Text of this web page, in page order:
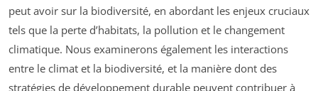
peut avoir sur la biodiversité, en abordant les enjeux cruciaux
tels que la perte d’habitats, la pollution et le changement
climatique. Nous examinerons également les interactions
entre le climat et la biodiversité, et la manière dont des
stratégies de développement durable peuvent contribuer à